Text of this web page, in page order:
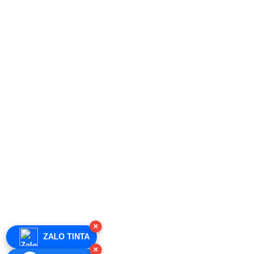
×
ZALO TINTA
×